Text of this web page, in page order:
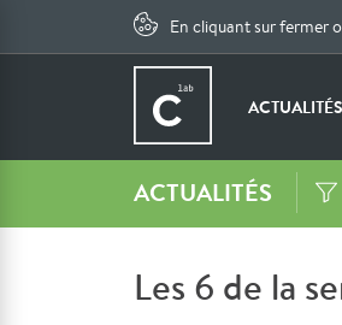
En cliquant sur fermer
ACTUALITÉS
ACTUALITÉS
Les 6 de la